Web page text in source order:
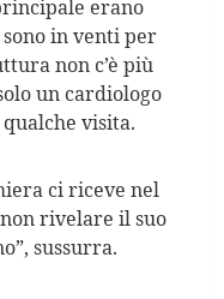
erano
in venti per
non c’è più
un cardiologo
visita.
ci riceve nel
rivelare il suo
sussurra.